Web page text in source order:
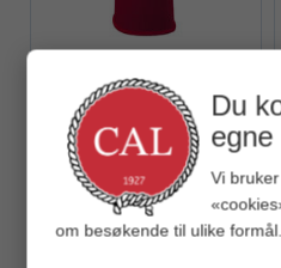
Quick View+
Hanske Monteringshanske
Veil. 99,00
Du
egne
Vi
om besøkende til ulike formål.